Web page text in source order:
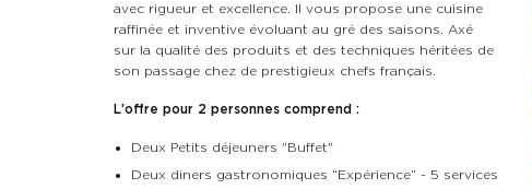
avec rigueur et excellence. Il vous propose une cuisine
raffinée et inventive évoluant au gré des saisons. Axé
sur la qualité des produits et des techniques héritées de
son passage chez de prestigieux chefs français.
L’offre pour 2 personnes comprend :
Deux Petits déjeuners "Buffet"
Deux diners gastronomiques “Expérience” - 5 services